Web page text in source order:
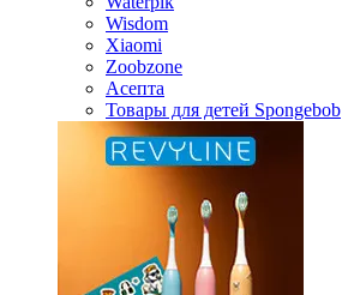
Wisdom
Xiaomi
Zoobzone
Асепта
Товары для детей Spongebob